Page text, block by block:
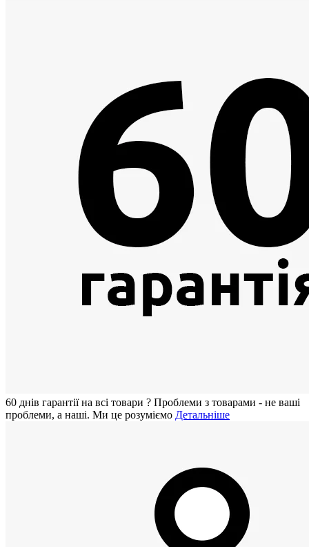
60 днiв гарантії на всi товари ? Проблеми з товарами - не ваші
проблеми, а наші. Ми це розуміємо Детальніше